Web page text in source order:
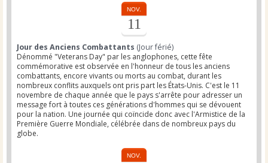
NOV.
11
Jour des Anciens Combattants (Jour férié)
Dénommé "Veterans Day" par les anglophones, cette fête
commémorative est observée en l'honneur de tous les anciens
combattants, encore vivants ou morts au combat, durant les
nombreux conflits auxquels ont pris part les États-Unis. C'est le 11
novembre de chaque année que le pays s'arrête pour adresser un
message fort à toutes ces générations d'hommes qui se dévouent
pour la nation. Une journée qui coïncide donc avec l'Armistice de la
Première Guerre Mondiale, célébrée dans de nombreux pays du
globe.
NOV.